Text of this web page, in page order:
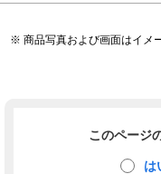
商品写真および画面はイメ
このページ
は